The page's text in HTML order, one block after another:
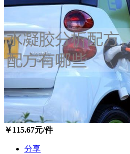
￥115.67元/件
分享